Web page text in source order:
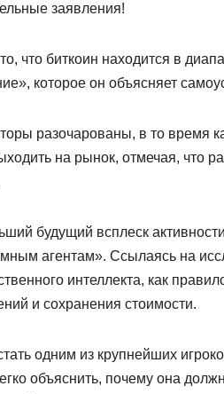
заявления!
что биткоин находится в
которое он объясняет
разочарованы, в то время
на рынок, отмечая, что
будущий всплеск
агентам». Ссылаясь на
интеллекта, как
и сохранения стоимости.
одним из крупнейших
объяснить, почему она